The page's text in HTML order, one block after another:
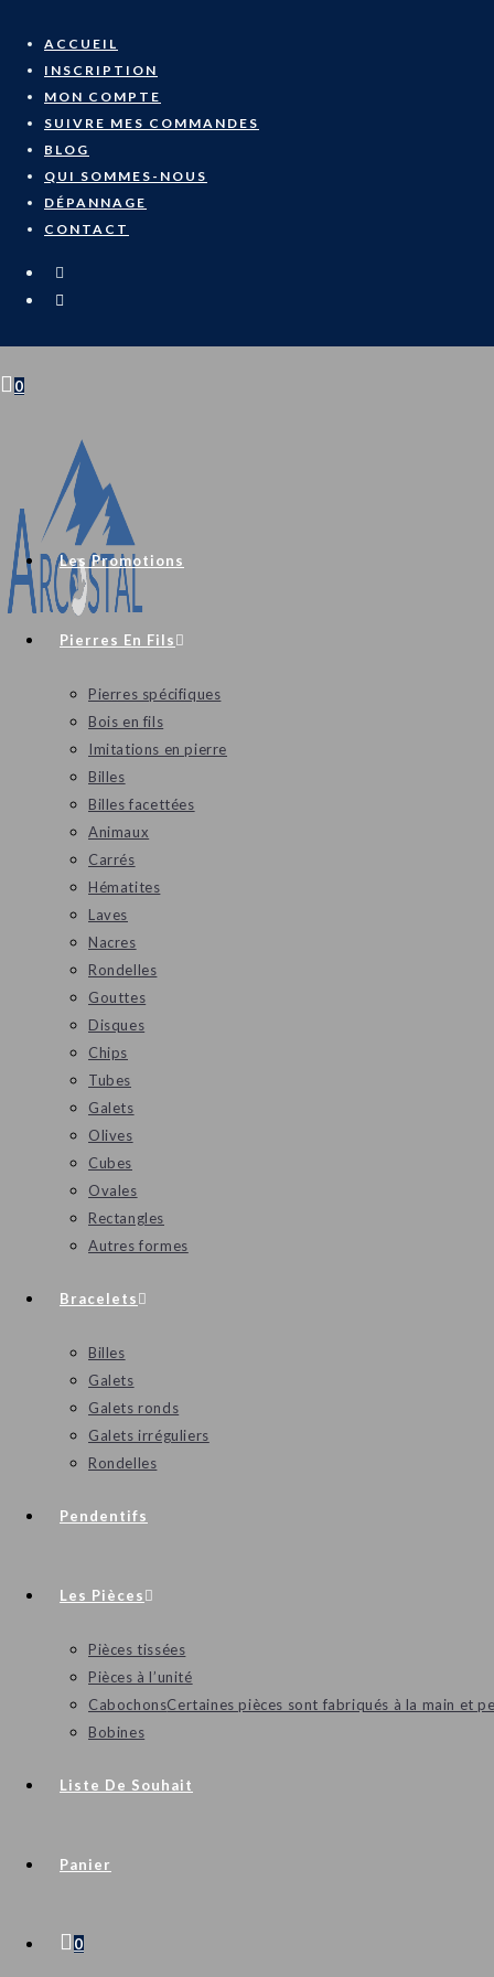
content
ACCUEIL
INSCRIPTION
MON COMPTE
SUIVRE MES COMMANDES
BLOG
QUI SOMMES-NOUS
DÉPANNAGE
CONTACT
0
Les Promotions
Pierres En Fils
Pierres spécifiques
Bois en fils
Imitations en pierre
Billes
Billes facettées
Animaux
Carrés
Hématites
Laves
Nacres
Rondelles
Gouttes
Disques
Chips
Tubes
Galets
Olives
Cubes
Ovales
Rectangles
Autres formes
Bracelets
Billes
Galets
Galets ronds
Galets irréguliers
Rondelles
Pendentifs
Les Pièces
Pièces tissées
Pièces à l’unité
CabochonsCertaines pièces sont fabriqués à la main et
Bobines
Liste De Souhait
Panier
0